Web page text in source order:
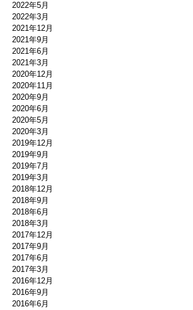
2022年5月
2022年3月
2021年12月
2021年9月
2021年6月
2021年3月
2020年12月
2020年11月
2020年9月
2020年6月
2020年5月
2020年3月
2019年12月
2019年9月
2019年7月
2019年3月
2018年12月
2018年9月
2018年6月
2018年3月
2017年12月
2017年9月
2017年6月
2017年3月
2016年12月
2016年9月
2016年6月